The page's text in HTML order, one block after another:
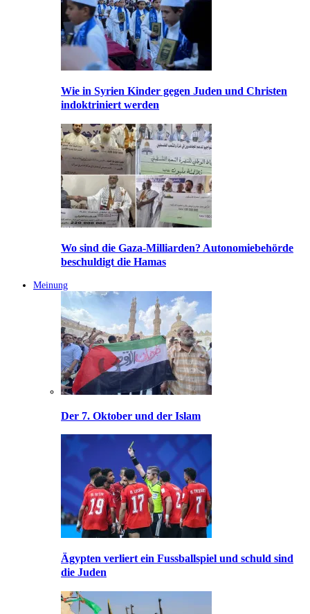
Wie in Syrien Kinder gegen Juden und Christen
indoktriniert werden
Wo sind die Gaza-Milliarden? Autonomiebehörde
beschuldigt die Hamas
Meinung
Der 7. Oktober und der Islam
Ägypten verliert ein Fussballspiel und schuld sind
die Juden